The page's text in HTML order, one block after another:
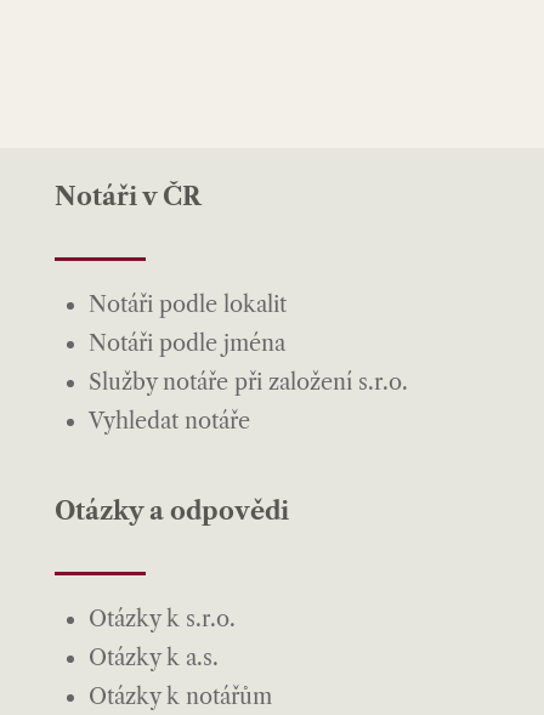
Notáři v ČR
Notáři podle lokalit
Notáři podle jména
Služby notáře při založení s.r.o.
Vyhledat notáře
Otázky a odpovědi
Otázky k s.r.o.
Otázky k a.s.
Otázky k notářům